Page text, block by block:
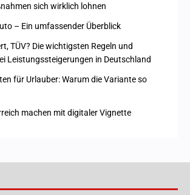
sich wirklich lohnen
– Ein umfassender Überblick
TÜV? Die wichtigsten Regeln und
Leistungssteigerungen in Deutschland
für Urlauber: Warum die Variante so
machen mit digitaler Vignette